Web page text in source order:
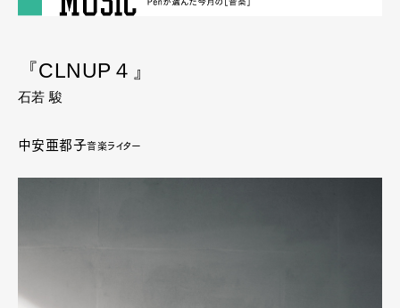
『CLNUP４』
石若 駿
中安亜都子音楽ライター